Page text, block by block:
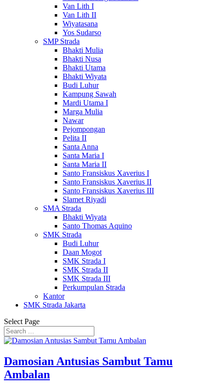
Van Lith I
Van Lith II
Wiyatasana
Yos Sudarso
SMP Strada
Bhakti Mulia
Bhakti Nusa
Bhakti Utama
Bhakti Wiyata
Budi Luhur
Kampung Sawah
Mardi Utama I
Marga Mulia
Nawar
Pejompongan
Pelita II
Santa Anna
Santa Maria I
Santa Maria II
Santo Fransiskus Xaverius I
Santo Fransiskus Xaverius II
Santo Fransiskus Xaverius III
Slamet Riyadi
SMA Strada
Bhakti Wiyata
Santo Thomas Aquino
SMK Strada
Budi Luhur
Daan Mogot
SMK Strada I
SMK Strada II
SMK Strada III
Perkumpulan Strada
Kantor
SMK Strada Jakarta
Select Page
Damosian Antusias Sambut Tamu
Ambalan